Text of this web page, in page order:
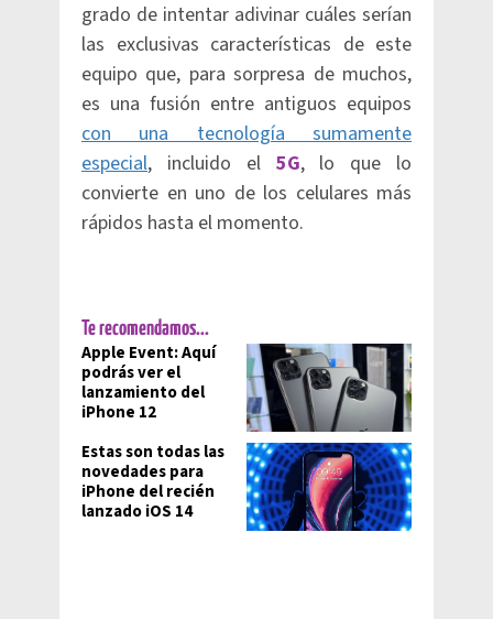
grado de intentar adivinar cuáles serían
las exclusivas características de este
equipo que, para sorpresa de muchos,
es una fusión entre antiguos equipos
con una tecnología sumamente
especial, incluido el 5G, lo que lo
convierte en uno de los celulares más
rápidos hasta el momento.
Te recomendamos...
Apple Event: Aquí
podrás ver el
lanzamiento del
iPhone 12
Estas son todas las
novedades para
iPhone del recién
lanzado iOS 14